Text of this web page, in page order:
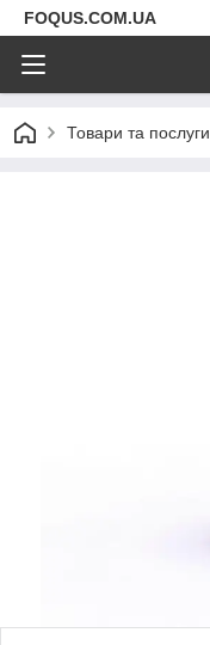
FOQUS.COM.UA
Товари та послуги